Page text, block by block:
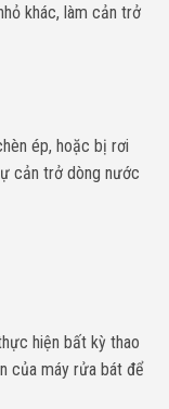
khác, làm cản trở
ép, hoặc bị rơi
cản trở dòng nước
hiện bất kỳ thao
của máy rửa bát để